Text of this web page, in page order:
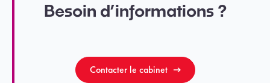
Besoin d’informations ?
Contacter le cabinet